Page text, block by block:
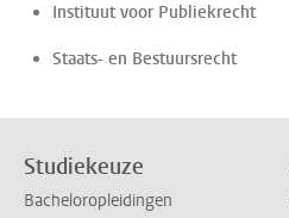
Instituut voor Publiekrecht
Staats- en Bestuursrecht
Studiekeuze
Bacheloropleidingen